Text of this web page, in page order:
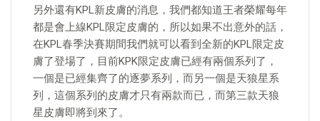
另外還有KPL新皮膚的消息，我們都知道王者榮耀每年
都是會上線KPL限定皮膚的，所以如果不出意外的話，
在KPL春季決賽期間我們就可以看到全新的KPL限定皮
膚了登場了，目前KPK限定皮膚已經有兩個系列了，
一個是已經集齊了的逐夢系列，而另一個是天狼星系
列，這個系列的皮膚才只有兩款而已，而第三款天狼
星皮膚即將到來了。